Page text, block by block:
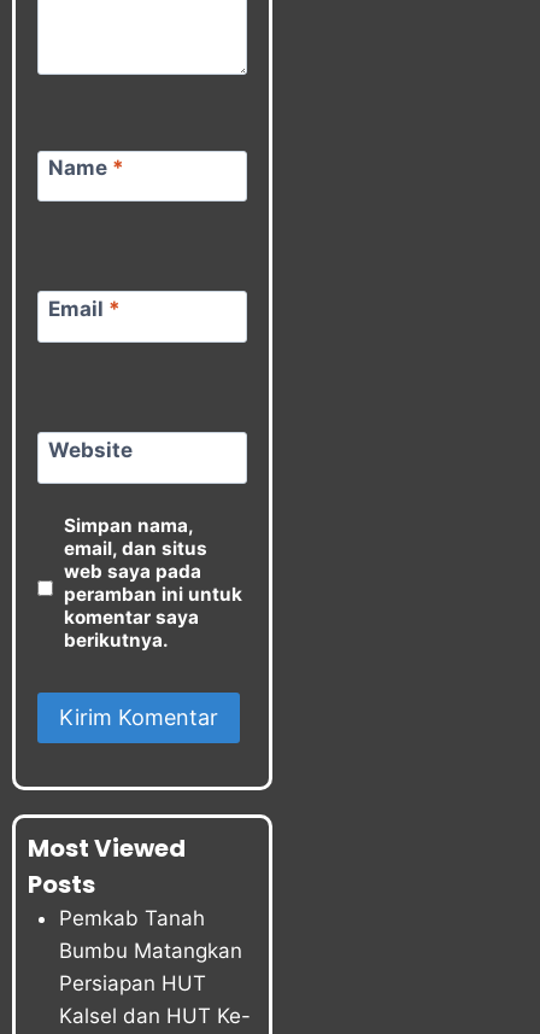
Name *
Email *
Website
Simpan nama,
email, dan situs
web saya pada
peramban ini untuk
komentar saya
berikutnya.
Most Viewed
Posts
Pemkab Tanah
Bumbu Matangkan
Persiapan HUT
Kalsel dan HUT Ke-